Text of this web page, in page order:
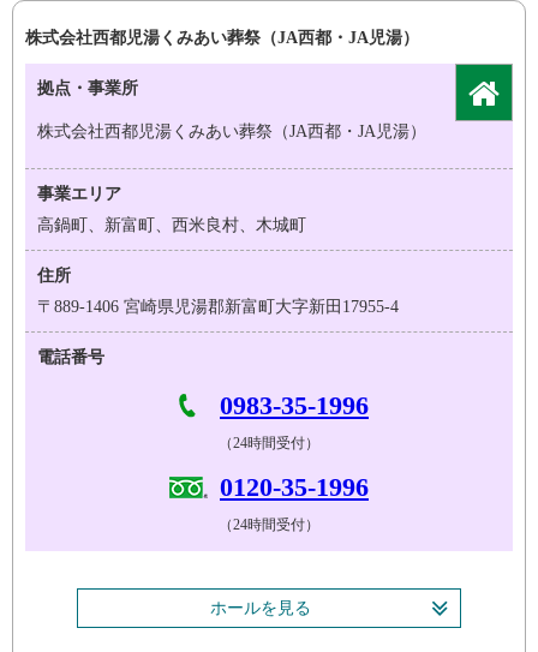
株式会社西都児湯くみあい葬祭（JA西都・JA児湯）
拠点・事業所
株式会社西都児湯くみあい葬祭（JA西都・JA児湯）
事業エリア
高鍋町、新富町、西米良村、木城町
住所
〒889-1406 宮崎県児湯郡新富町大字新田17955-4
電話番号
0983-35-1996
（24時間受付）
0120-35-1996
（24時間受付）
ホールを見る